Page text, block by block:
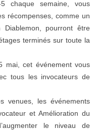
chaque semaine, vous
récompenses, comme un
pourront être
terminés sur toute la
mai, cet événement vous
tous les invocateurs de
venues, les événements
et Amélioration du
le niveau de